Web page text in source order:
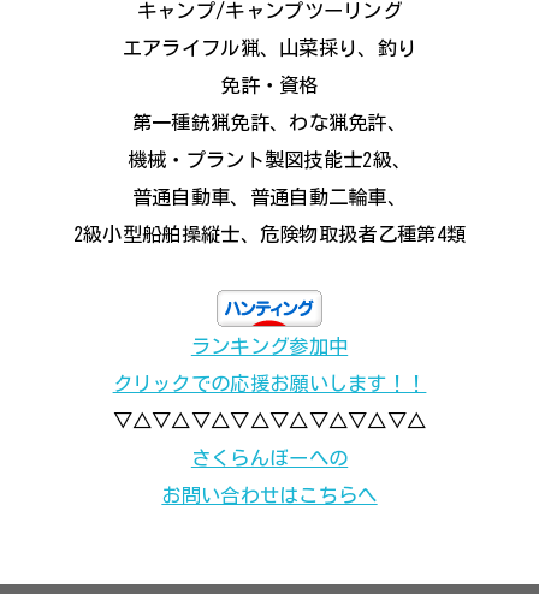
キャンプ/キャンプツーリング
エアライフル猟、山菜採り、釣り
免許・資格
第一種銃猟免許、わな猟免許、
機械・プラント製図技能士2級、
普通自動車、普通自動二輪車、
2級小型船舶操縦士、危険物取扱者乙種第4類
ランキング参加中
クリックでの応援お願いします！！
▽△▽△▽△▽△▽△▽△▽△▽△
さくらんぼーへの
お問い合わせはこちらへ